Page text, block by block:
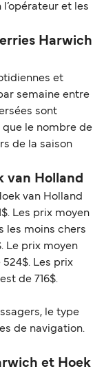
et les
Harwich
et
semaine entre
sont
que le nombre de
de la saison
van Holland
van Holland
Les prix moyen
les moins chers
Le prix moyen
Les prix
de 716$.
le type
de navigation.
et Hoek